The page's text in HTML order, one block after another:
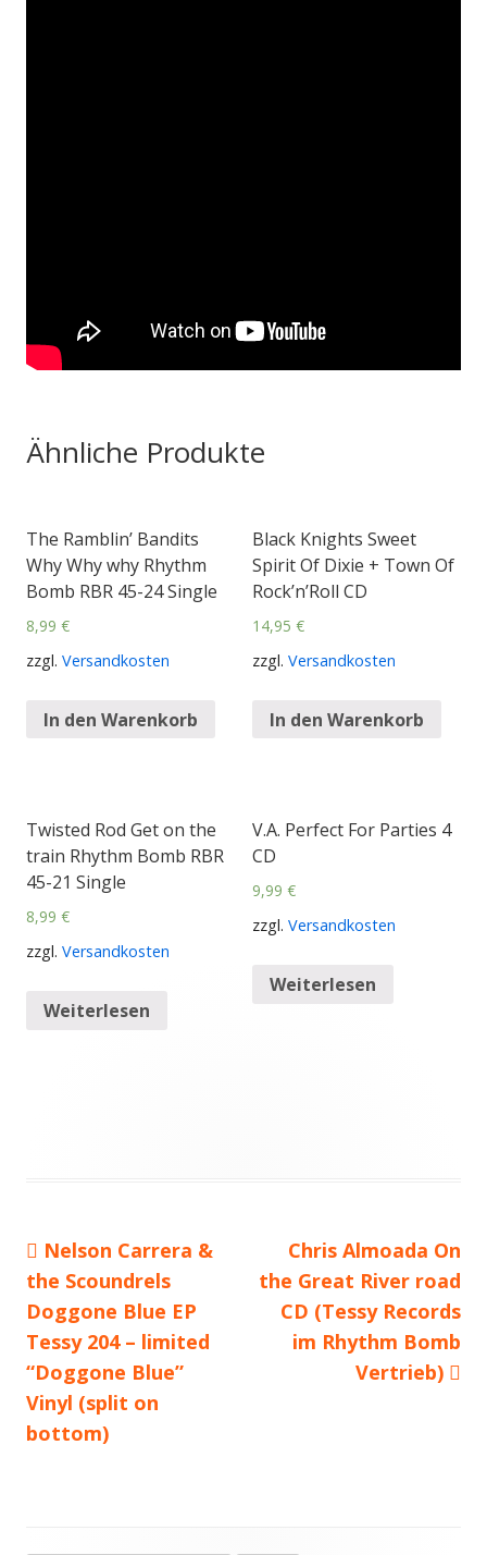
Ähnliche Produkte
The Ramblin’ Bandits
Why Why why Rhythm
Bomb RBR 45-24 Single
8,99 €
zzgl. Versandkosten
In den Warenkorb
Black Knights Sweet
Spirit Of Dixie + Town Of
Rock’n’Roll CD
14,95 €
zzgl. Versandkosten
In den Warenkorb
Twisted Rod Get on the
train Rhythm Bomb RBR
45-21 Single
8,99 €
zzgl. Versandkosten
Weiterlesen
V.A. Perfect For Parties 4
CD
9,99 €
zzgl. Versandkosten
Weiterlesen
Beitragsnavigation
Vorheriger
Beitrag:
Nelson Carrera &
the Scoundrels
Doggone Blue EP
Tessy 204 – limited
“Doggone Blue”
Vinyl (split on
bottom)
Nächster
Beitrag
Chris Almoada On
the Great River road
CD (Tessy Records
im Rhythm Bomb
Vertrieb)